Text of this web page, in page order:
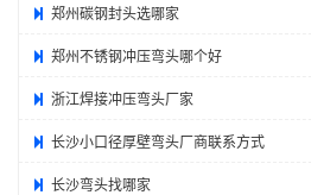
郑州碳钢封头选哪家
郑州不锈钢冲压弯头哪个好
浙江焊接冲压弯头厂家
长沙小口径厚壁弯头厂商联系方式
长沙弯头找哪家